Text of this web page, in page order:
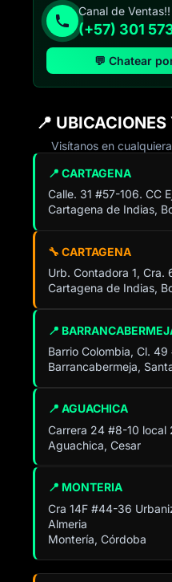
Canal de Ventas!!
(+57) 301
💬 Chatear
📍
Visítanos en
📍 CARTAGENA
Calle. 31 #57-106. CC
Cartagena de Indias,
🔧 CARTAGENA
Urb. Contadora 1, Cra.
Cartagena de Indias,
📍
Barrio Colombia, Cl.
Barrancabermeja,
📍 AGUACHICA
Carrera 24 #8-10 local
Aguachica, Cesar
📍 MONTERIA
Cra 14F #44-36
Almeria
Montería, Córdoba